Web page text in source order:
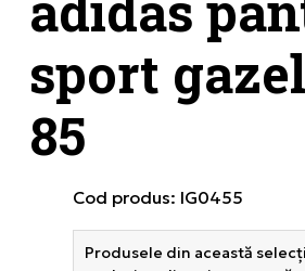
sport
85
Cod produs: IG0455
Produsele din această